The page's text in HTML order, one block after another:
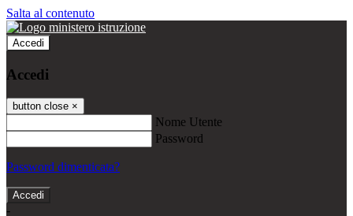
Salta al contenuto
Accedi
Accedi
button close ×
Nome Utente
Password
Password dimenticata?
-